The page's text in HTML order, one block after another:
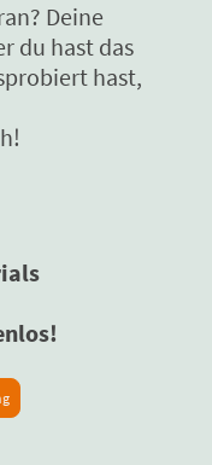
Deine
du hast das
hast,